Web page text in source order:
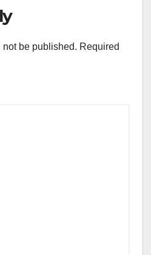
be published. Required